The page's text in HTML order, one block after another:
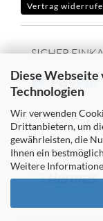
Diese Webseite
Technologien
Wir verwenden
Drittanbietern, um
gewährleisten, die
Ihnen ein
Weitere
Vertrag
SICHER
WIR